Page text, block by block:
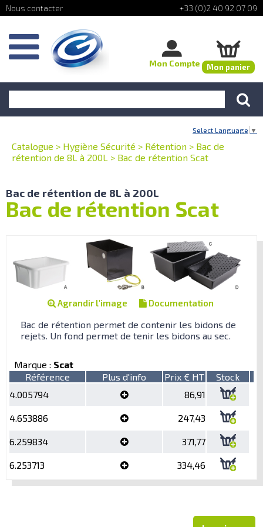
+33 (0)2 40 92 07 09
Mon Compte Mon panier
Select Language ▼
Catalogue > Hygiène Sécurité > Rétention > Bac de
rétention de 8L à 200L > Bac de rétention Scat
Bac de rétention de 8L à 200L
Bac de rétention Scat
Agrandir l'image Documentation
Bac de rétention permet de contenir les bidons de
rejets. Un fond permet de tenir les bidons au sec.
Marque : Scat
Référence
Plus d'info Prix € HT
Stock
4.005794
86,91
4.653886 247,43
6.259834 371,77
6.253713 334,46